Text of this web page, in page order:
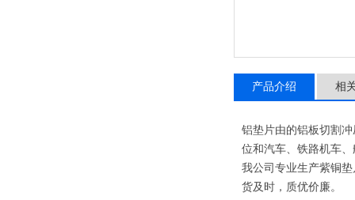
产品介绍 相
铝垫片由的铝板切割
位和汽车、铁路机车
我公司专业生产紫铜
货及时，质优价廉。